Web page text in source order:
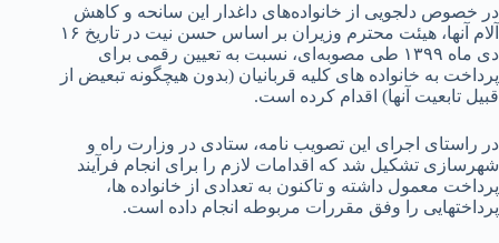
در خصوص دلجویی از خانواده‌های داغدار این سانحه و کاهش
آلام آنها، هیئت محترم وزیران بر اساس حسن نیت در تاریخ ۱۶
دی ماه ۱۳۹۹ طی مصوبه‌ای، نسبت به تعیین رقمی برای
پرداخت به خانواده های کلیه قربانیان (بدون هیچگونه تبعیض از
قبیل تابعیت آنها) اقدام کرده است.
در راستای اجرای این تصویب نامه، ستادی در وزارت راه و
شهرسازی تشکیل شد که اقدامات لازم را برای انجام فرآیند
پرداخت معمول داشته و تاکنون به تعدادی از خانواده ها،
پرداختهایی را وفق مقررات مربوطه انجام داده است.